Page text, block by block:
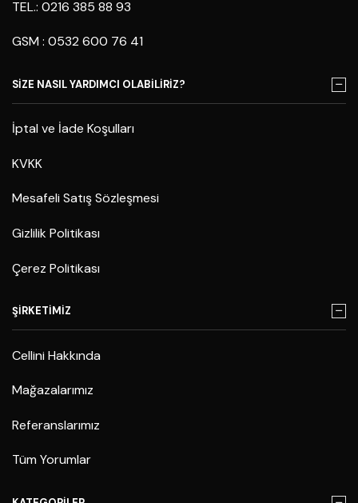
TEL.: 0216 385 88 93
GSM : 0532 600 76 41
SİZE NASIL YARDIMCI OLABİLİRİZ?
İptal ve İade Koşulları
KVKK
Mesafeli Satış Sözleşmesi
Gizlilik Politikası
Çerez Politikası
ŞİRKETİMİZ
Cellini Hakkında
Mağazalarımız
Referanslarımız
Tüm Yorumlar